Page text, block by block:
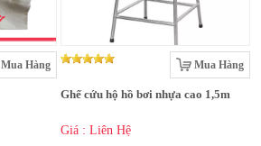
Mua Hàng Mua Hàng
Ghế cứu hộ hồ bơi nhựa cao 1,5m
Giá : Liên Hệ